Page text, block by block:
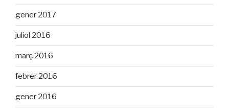
gener 2017
juliol 2016
març 2016
febrer 2016
gener 2016